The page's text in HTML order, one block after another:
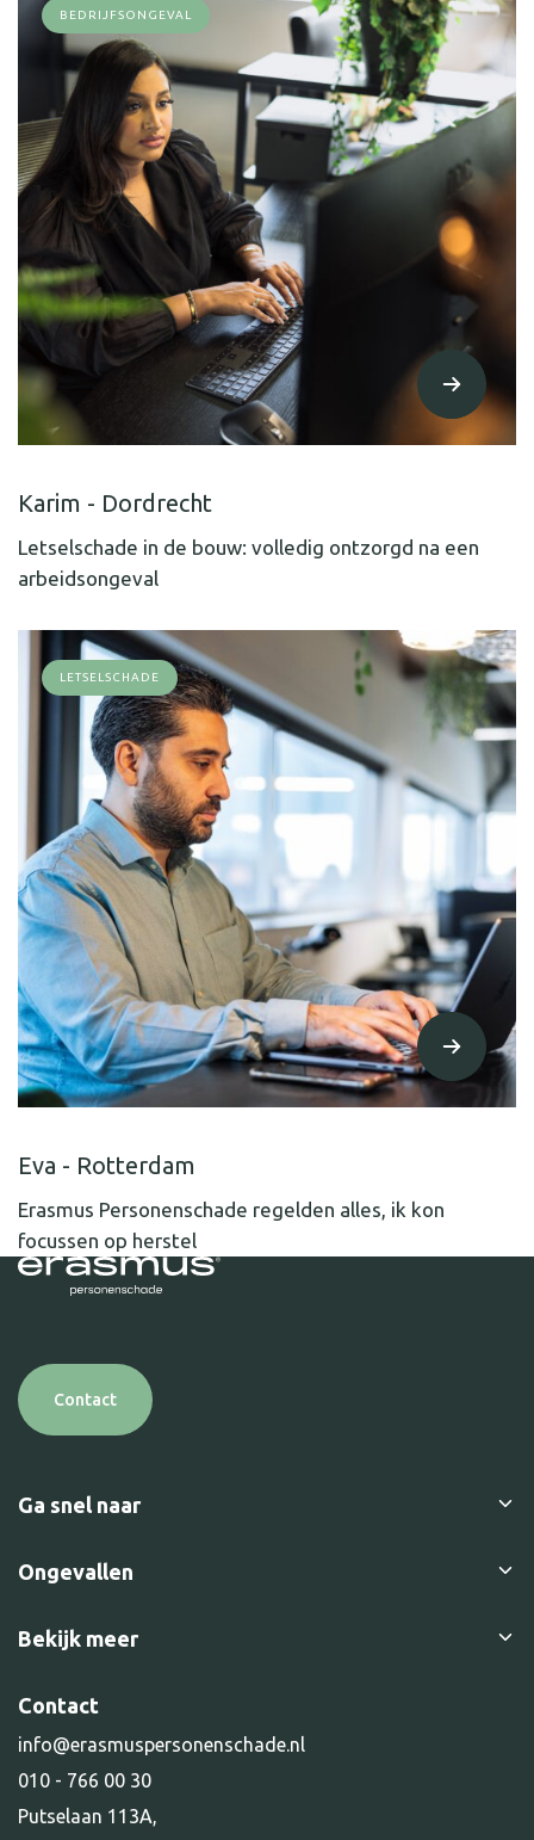
BEDRIJFSONGEVAL
Karim - Dordrecht
Letselschade in de bouw: volledig ontzorgd na een
arbeidsongeval
LETSELSCHADE
Eva - Rotterdam
Erasmus Personenschade regelden alles, ik kon
focussen op herstel
Contact
Ga snel naar
Letselschade
Nationaal Keurmerk Letselschade
Vacatures
Downloads
Ongevallen
Verkeersongeval
Sport en spel
Second opinion
Schade door dieren
Alle diensten
Bekijk meer
Succesverhalen
Kennisbank
Vacatures
3
Contact
info@erasmuspersonenschade.nl
010 - 766 00 30
Putselaan 113A,